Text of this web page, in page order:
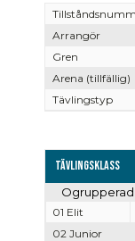
Arrangör
Gren
Arena (tillfällig)
Tävlingstyp
Tävlingsklass
01 Elit
02 Junior